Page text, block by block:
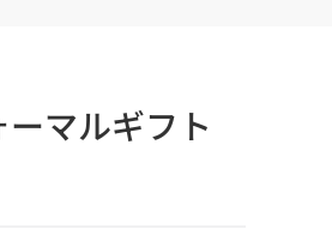
ーマルギフト